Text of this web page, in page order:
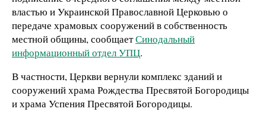
властью и Украинской Православной Церковью о
передаче храмовых сооружений в собственность
местной общины, сообщаетСинодальный
информационный отдел УПЦ.
В частности, Церкви вернули комплекс зданий и
сооружений храма Рождества Пресвятой Богородицы
и храма Успения Пресвятой Богородицы.